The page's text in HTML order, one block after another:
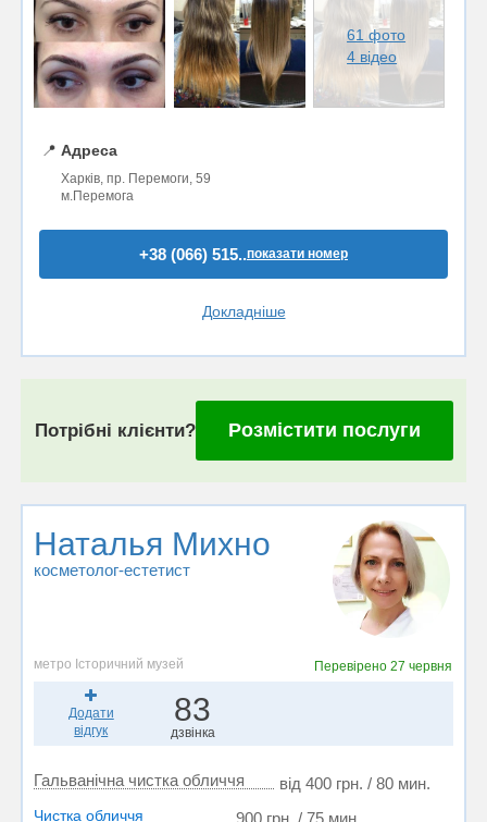
61 фото
4 відео
📍 Адреса
Харків, пр. Перемоги, 59
м.Перемога
+38 (066) 515..показати номер
Докладніше
Потрібні клієнти? Розмістити послуги
Наталья Михно
косметолог-естетист
метро Історичний музей Перевірено27 червня
Додати
відгук
83
дзвінка
Гальванічна чистка обличчя від 400 грн. / 80 мин.
Чистка обличчя 900 грн. / 75 мин.